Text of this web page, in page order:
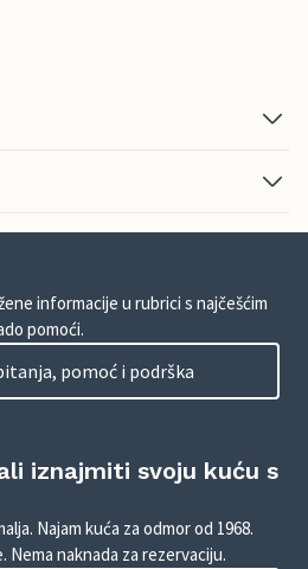
informacije u rubrici s najčešćim
pomoći.
pomoć i podrška
iznajmiti svoju kuću s
Najam kuća za odmor od 1968.
Nema naknada za rezervaciju.